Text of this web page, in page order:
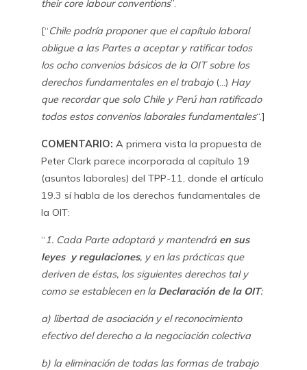
their core labour conventions”.
[“Chile podría proponer que el capítulo laboral
obligue a las Partes a aceptar y ratificar todos
los ocho convenios básicos de la OIT sobre los
derechos fundamentales en el trabajo (…) Hay
que recordar que solo Chile y Perú han ratificado
todos estos convenios laborales fundamentales“.]
COMENTARIO: A primera vista la propuesta de
Peter Clark parece incorporada al capítulo 19
(asuntos laborales) del TPP-11, donde el artículo
19.3 sí habla de los derechos fundamentales de
la OIT:
“1. Cada Parte adoptará y mantendrá en sus
leyes y regulaciones, y en las prácticas que
deriven de éstas, los siguientes derechos tal y
como se establecen en laDeclaración de la OIT:
a) libertad de asociación y el reconocimiento
efectivo del derecho a la negociación colectiva
b) la eliminación de todas las formas de trabajo